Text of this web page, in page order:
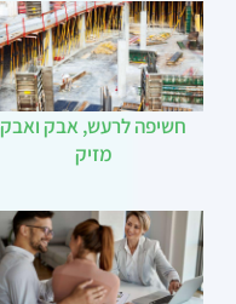
חשיפה לרעש, אבק ואבק
מזיק